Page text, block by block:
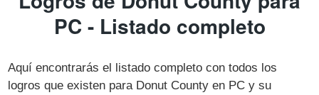
PC - Listado completo
Aquí encontrarás el listado completo con todos los
logros que existen para Donut County en PC y su